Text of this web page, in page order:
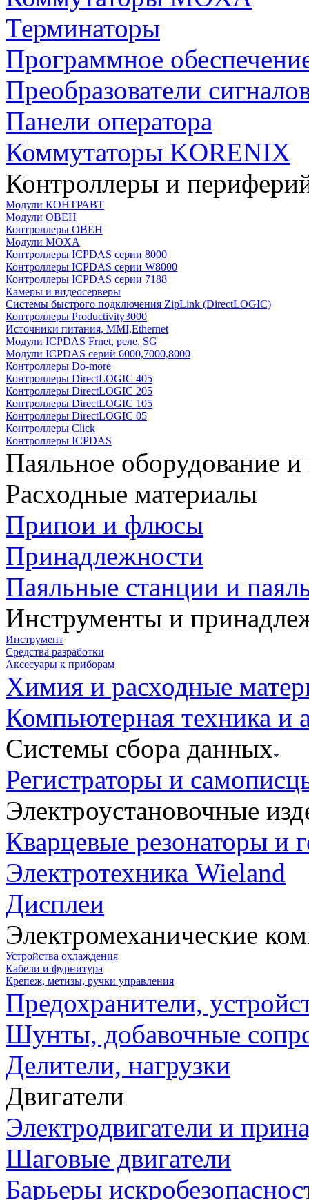
Терминаторы
Программное
Преобразователи
Панели оператора
Коммутаторы KORENIX
Контроллеры и
Модули КОНТРАВТ
Модули ОВЕН
Контроллеры ОВЕН
Модули MOXA
Контроллеры ICPDAS серии 8000
Контроллеры ICPDAS серии W8000
Контроллеры ICPDAS серии 7188
Камеры и видеосерверы
Системы быстрого подключения ZipLink (DirectLOGIC)
Контроллеры Productivity3000
Источники питания, MMI,Ethernet
Модули ICPDAS Frnet, реле, SG
Модули ICPDAS серий 6000,7000,8000
Контроллеры Do-more
Контроллеры DirectLOGIC 405
Контроллеры DirectLOGIC 205
Контроллеры DirectLOGIC 105
Контроллеры DirectLOGIC 05
Контроллеры Click
Контроллеры ICPDAS
Паяльное оборудование
Расходные материалы
Припои и флюсы
Принадлежности
Паяльные станции и
Инструменты и
Инструмент
Средства разработки
Аксесуары к приборам
Химия и расходные
Компьютерная техника и
Системы сбора данных
Регистраторы и
Электроустановочные
Кварцевые резонаторы и
Электротехника Wieland
Дисплеи
Электромеханические
Устройства охлаждения
Кабели и фурнитура
Крепеж, метизы, ручки управления
Предохранители,
Шунты, добавочные
Делители, нагрузки
Двигатели
Электродвигатели и
Шаговые двигатели
Барьеры